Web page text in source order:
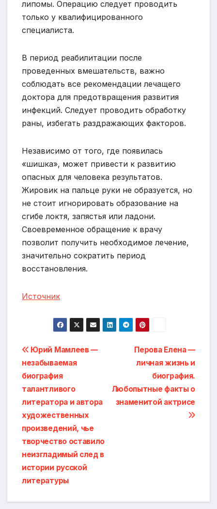
липомы. Операцию следует проводить
только у квалифицированного
специалиста.
В период реабилитации после
проведенных вмешательств, важно
соблюдать все рекомендации лечащего
доктора для предотвращения развития
инфекций. Следует проводить обработку
раны, избегать раздражающих факторов.
Независимо от того, где появилась
«шишка», может привести к развитию
опасных для человека результатов.
Жировик на пальце руки не образуется, но
не стоит игнорировать образование на
сгибе локтя, запястья или ладони.
Своевременное обращение к врачу
позволит получить необходимое лечение,
значительно сократить период
восстановления.
Источник
Навигация
по
записям
Перова Елена —
личная жизнь и
биография.
Любопытные факты о
знаменитой актрисе
Юрий Мамлеев —
незабываемая
биография
талантливого
литератора и автора
художественных
произведений, чье
творчество оставило
неизгладимый след в
истории русской
литературы